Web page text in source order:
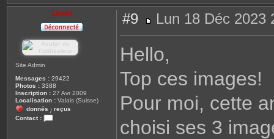
o
n
a
c
t
r
r
i
b
e
Lionel
Site Admin
Messages : 29422
Photos : 3388
Inscription : 27 Avr 2009
Localisation : Valais (Suisse)
donnés / reçus
Contact :
#9
e
s
a
Lun 18 Déc 2023
Hello,
Top ces images!
Pour moi, cette
choisi ses 3